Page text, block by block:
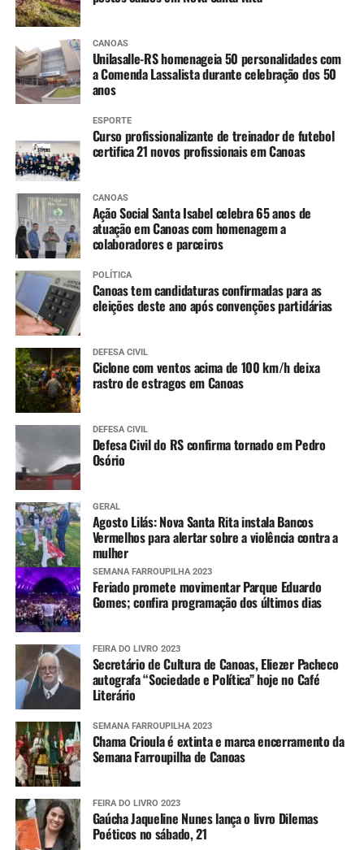
CANOAS
Unilasalle-RS homenageia 50 personalidades com
a Comenda Lassalista durante celebração dos 50
anos
ESPORTE
Curso profissionalizante de treinador de futebol
certifica 21 novos profissionais em Canoas
CANOAS
Ação Social Santa Isabel celebra 65 anos de
atuação em Canoas com homenagem a
colaboradores e parceiros
POLÍTICA
Canoas tem candidaturas confirmadas para as
eleições deste ano após convenções partidárias
DEFESA CIVIL
Ciclone com ventos acima de 100 km/h deixa
rastro de estragos em Canoas
DEFESA CIVIL
Defesa Civil do RS confirma tornado em Pedro
Osório
GERAL
Agosto Lilás: Nova Santa Rita instala Bancos
Vermelhos para alertar sobre a violência contra a
mulher
SEMANA FARROUPILHA 2023
Feriado promete movimentar Parque Eduardo
Gomes; confira programação dos últimos dias
FEIRA DO LIVRO 2023
Secretário de Cultura de Canoas, Eliezer Pacheco
autografa “Sociedade e Política” hoje no Café
Literário
SEMANA FARROUPILHA 2023
Chama Crioula é extinta e marca encerramento da
Semana Farroupilha de Canoas
FEIRA DO LIVRO 2023
Gaúcha Jaqueline Nunes lança o livro Dilemas
Poéticos no sábado, 21